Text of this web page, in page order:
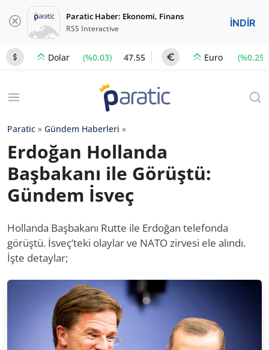
Paratic Haber: Ekonomi, Finans
RSS Interactive İNDİR
Dolar (%0.03) 47.55 Euro (%0.25)
Paratic » Gündem Haberleri »
Erdoğan Hollanda
Başbakanı ile Görüştü:
Gündem İsveç
Hollanda Başbakanı Rutte ile Erdoğan telefonda
görüştü. İsveç’teki olaylar ve NATO zirvesi ele alındı.
İşte detaylar;